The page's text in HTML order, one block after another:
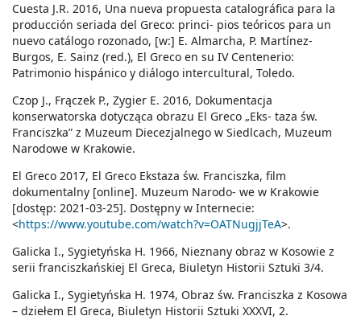
Cuesta J.R. 2016, Una nueva propuesta catalográfica para la
producción seriada del Greco: princi- pios teóricos para un
nuevo catálogo rozonado, [w:] E. Almarcha, P. Martínez-
Burgos, E. Sainz (red.), El Greco en su IV Centenerio:
Patrimonio hispánico y diálogo intercultural, Toledo.
Czop J., Frączek P., Zygier E. 2016, Dokumentacja
konserwatorska dotycząca obrazu El Greco „Eks- taza św.
Franciszka” z Muzeum Diecezjalnego w Siedlcach, Muzeum
Narodowe w Krakowie.
El Greco 2017, El Greco Ekstaza św. Franciszka, film
dokumentalny [online]. Muzeum Narodo- we w Krakowie
[dostęp: 2021-03-25]. Dostępny w Internecie:
<https://www.youtube.com/watch?v=OATNugjjTeA>.
Galicka I., Sygietyńska H. 1966, Nieznany obraz w Kosowie z
serii franciszkańskiej El Greca, Biuletyn Historii Sztuki 3/4.
Galicka I., Sygietyńska H. 1974, Obraz św. Franciszka z Kosowa
– dziełem El Greca, Biuletyn Historii Sztuki XXXVI, 2.